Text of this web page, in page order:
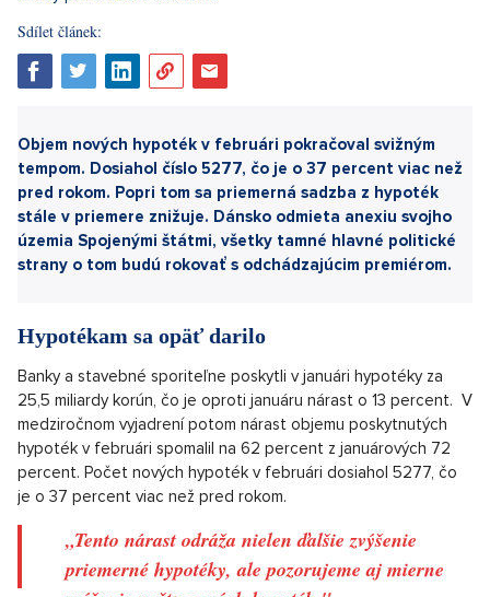
Objem nových hypoték v februári pokračoval svižným
tempom. Dosiahol číslo 5277, čo je o 37 percent viac než
pred rokom. Popri tom sa priemerná sadzba z hypoték
stále v priemere znižuje. Dánsko odmieta anexiu svojho
územia Spojenými štátmi, všetky tamné hlavné politické
strany o tom budú rokovať s odchádzajúcim premiérom.